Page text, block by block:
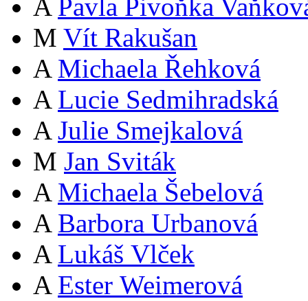
A Pavla Pivoňka
M Vít Rakušan
A Michaela Řehková
A Lucie Sedmihradská
A Julie Smejkalová
M Jan Sviták
A Michaela Šebelová
A Barbora Urbanová
A Lukáš Vlček
A Ester Weimerová